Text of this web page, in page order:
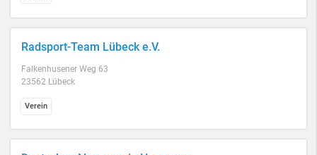
Radsport-Team Lübeck e.V.
Falkenhusener Weg 63
23562 Lübeck
Verein